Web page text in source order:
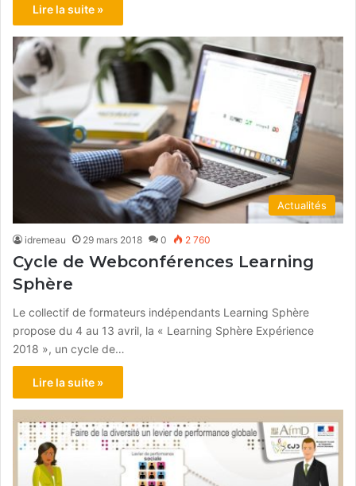
Lire la suite »
Actualités
idremeau 29 mars 2018 0 2 760
Cycle de Webconférences Learning
Sphère
Le collectif de formateurs indépendants Learning Sphère
propose du 4 au 13 avril, la « Learning Sphère Expérience
2018 », un cycle de…
Lire la suite »